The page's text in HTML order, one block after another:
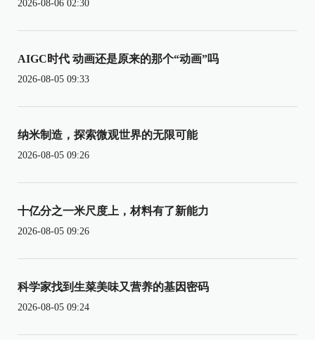
2026-08-06 02:30
AIGC时代 动画还是原来的那个“动画”吗
2026-08-05 09:33
纳米制造，探索微观世界的无限可能
2026-08-05 09:26
十亿分之一米尺度上，材料有了新能力
2026-08-05 09:26
科学家找到生菜美味又营养的基因密码
2026-08-05 09:24